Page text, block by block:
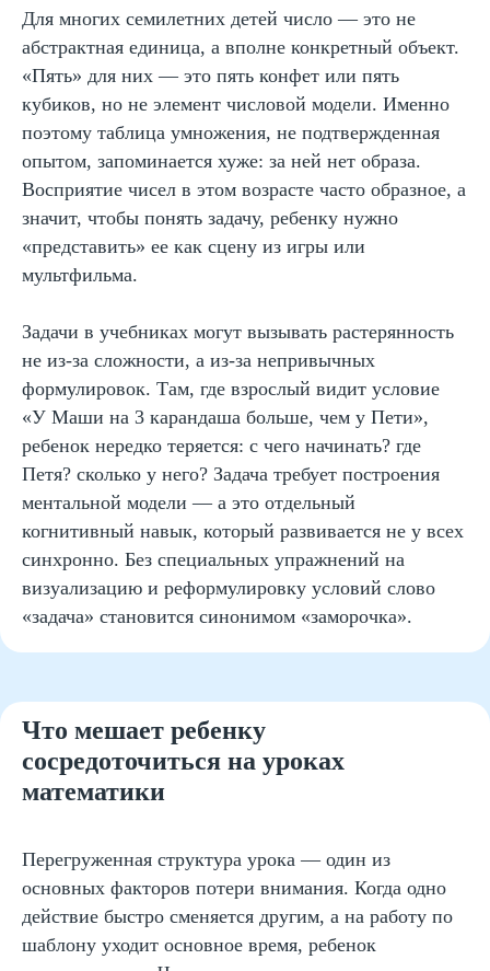
Для многих семилетних детей число — это не
абстрактная единица, а вполне конкретный объект.
«Пять» для них — это пять конфет или пять
кубиков, но не элемент числовой модели. Именно
поэтому таблица умножения, не подтвержденная
опытом, запоминается хуже: за ней нет образа.
Восприятие чисел в этом возрасте часто образное, а
значит, чтобы понять задачу, ребенку нужно
«представить» ее как сцену из игры или
мультфильма.
Задачи в учебниках могут вызывать растерянность
не из-за сложности, а из-за непривычных
формулировок. Там, где взрослый видит условие
«У Маши на 3 карандаша больше, чем у Пети»,
ребенок нередко теряется: с чего начинать? где
Петя? сколько у него? Задача требует построения
ментальной модели — а это отдельный
когнитивный навык, который развивается не у всех
синхронно. Без специальных упражнений на
визуализацию и реформулировку условий слово
«задача» становится синонимом «заморочка».
Что мешает ребенку
сосредоточиться на уроках
математики
Перегруженная структура урока — один из
основных факторов потери внимания. Когда одно
действие быстро сменяется другим, а на работу по
шаблону уходит основное время, ребенок
внимания и успехами в
счете и логике
Устойчивое внимание обеспечивает
способность видеть задачу целиком, не
теряя детали. Дети с развитыми
механизмами саморегуляции способны
дольше удерживать инструкцию в памяти,
сосредотачиваться на последовательных
шагах и не терять интерес к поиску решения.
Исследования показывают, что именно
внимание, а не абстрактный «интеллект»,
арифметических действиях в младшей
фокусировки и переключения. При этом